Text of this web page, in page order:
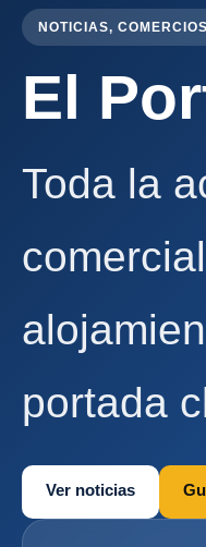
NOTICIAS,
El
Toda la
portada
Ver noticias